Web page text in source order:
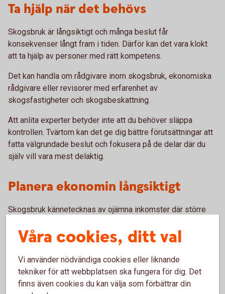
Ta hjälp när det behövs
Skogsbruk är långsiktigt och många beslut får
konsekvenser långt fram i tiden. Därför kan det vara klokt
att ta hjälp av personer med rätt kompetens.
Det kan handla om rådgivare inom skogsbruk, ekonomiska
rådgivare eller revisorer med erfarenhet av
skogsfastigheter och skogsbeskattning.
Att anlita experter betyder inte att du behöver släppa
kontrollen. Tvärtom kan det ge dig bättre förutsättningar att
fatta välgrundade beslut och fokusera på de delar där du
själv vill vara mest delaktig.
Planera ekonomin långsiktigt
Skogsbruk kännetecknas av ojämna inkomster där större
Därför är det viktigt att planera ekonomin över tid och
skogskonto kan vara ett sätt att jämna ut beskattningen
mellan olika år.
Våra cookies, ditt val
Vi använder nödvändiga cookies eller liknande
tekniker för att webbplatsen ska fungera för dig. Det
finns även cookies du kan välja som förbättrar din